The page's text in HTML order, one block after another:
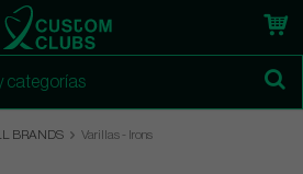
BRANDS Varillas - Irons